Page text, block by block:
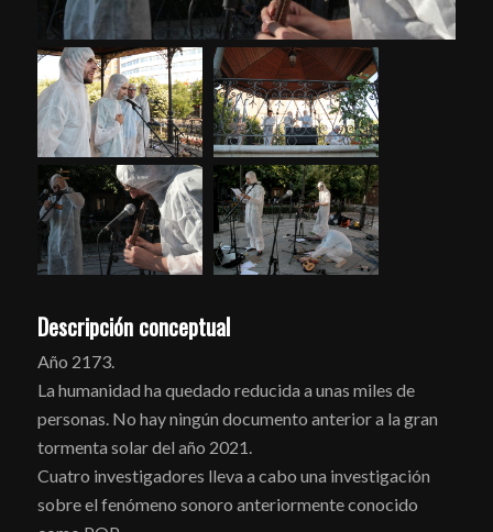
Descripción conceptual
Año 2173.
La humanidad ha quedado reducida a unas miles de
personas. No hay ningún documento anterior a la gran
tormenta solar del año 2021.
Cuatro investigadores lleva a cabo una investigación
sobre el fenómeno sonoro anteriormente conocido